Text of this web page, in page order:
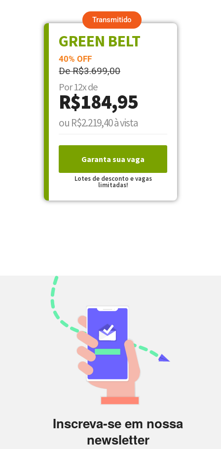
Transmitido
GREEN BELT
40% OFF
De R$3.699,00
Por 12x de
R$184,95
ou R$2.219,40 à vista
Garanta sua vaga
Lotes de desconto e vagas
limitadas!
Inscreva-se em nossa
newsletter